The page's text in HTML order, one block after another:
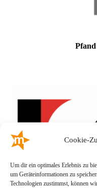
Cookie-
Um dir ein optimales Erlebnis zu
um Geräteinformationen zu
Technologien zustimmst, können
Pfand